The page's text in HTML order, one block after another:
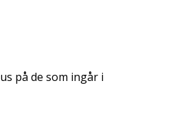
på de som ingår i